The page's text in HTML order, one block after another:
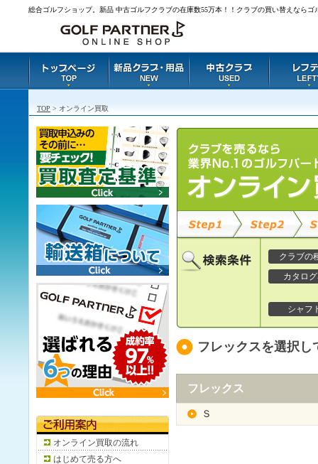
総合ゴルフショップ。新品 中古ゴルフクラブの在庫数55万本！！クラブの買い替えなら
TOP > オンライン買取
クラブの
カタロ
シャフ
フレックスを選択し
フレックス
Ｓ
オンライン買取の流れ
はじめて売る方へ